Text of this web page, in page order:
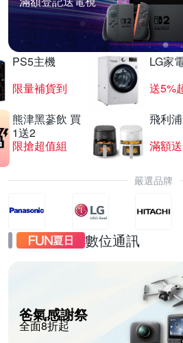
PS5主機
限量補貨到
LG家
送5%
熊津黑蔘飲 買
1送2
限搶超值組
飛利
滿額
嚴選品牌
數位通訊
爸氣感謝祭
全面8折起